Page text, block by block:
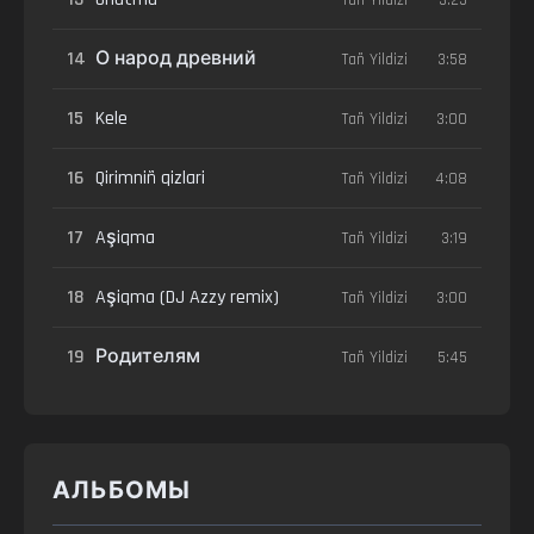
14 О народ древний Tañ Yildizi 3:58
15 Kele Tañ Yildizi 3:00
16 Qirimniñ qizlari Tañ Yildizi 4:08
17 Aşiqma Tañ Yildizi 3:19
18 Aşiqma (DJ Azzy remix) Tañ Yildizi 3:00
19 Родителям Tañ Yildizi 5:45
АЛЬБОМЫ